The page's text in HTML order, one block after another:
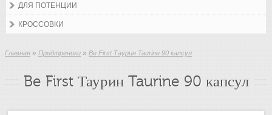
ДЛЯ ПОТЕНЦИИ
КРОССОВКИ
Главная » Предтреники » Be First Таурин Taurine 90 капсул
Be First Таурин Taurine 90 капсул